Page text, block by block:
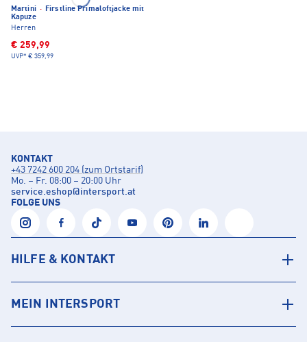
Martini · Firstline Primaloftjacke mit
Kapuze
Herren
€ 259,99
UVP* € 359,99
KONTAKT
+43 7242 600 204 (zum Ortstarif)
Mo. – Fr. 08:00 – 20:00 Uhr
service.eshop@intersport.at
FOLGE UNS
HILFE & KONTAKT
MEIN INTERSPORT